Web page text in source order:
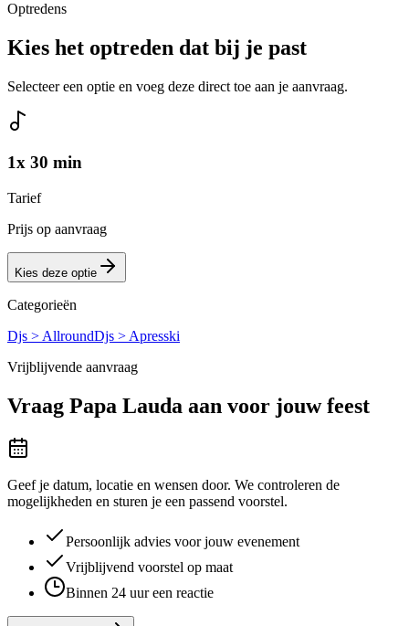
Optredens
Kies het optreden dat bij je past
Selecteer een optie en voeg deze direct toe aan je aanvraag.
1x 30 min
Tarief
Prijs op aanvraag
Kies deze optie
Categorieën
Djs > AllroundDjs > Apresski
Vrijblijvende aanvraag
Vraag Papa Lauda aan voor jouw feest
Geef je datum, locatie en wensen door. We controleren de
mogelijkheden en sturen je een passend voorstel.
Persoonlijk advies voor jouw evenement
Vrijblijvend voorstel op maat
Binnen 24 uur een reactie